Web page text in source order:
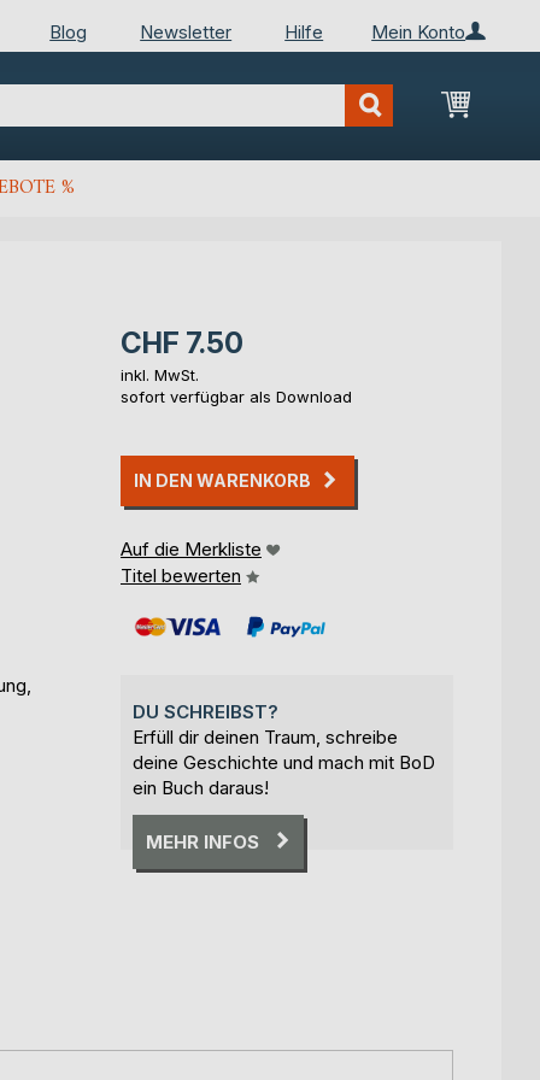
Mein Konto
Blog Newsletter Hilfe
Mein
%
CHF 7.50
inkl. MwSt.
sofort verfügbar als Download
IN DEN WARENKORB
Auf die Merkliste
Titel bewerten
DU SCHREIBST?
Erfüll dir deinen Traum, schreibe
deine Geschichte und mach mit BoD
ein Buch daraus!
MEHR INFOS